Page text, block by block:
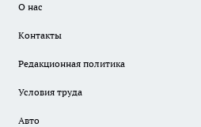
О нас
Контакты
Редакционная политика
Условия труда
Авто